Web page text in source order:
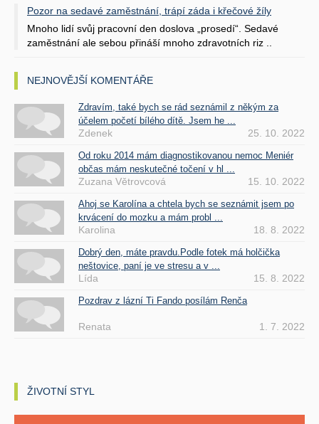
Pozor na sedavé zaměstnání, trápí záda i křečové žíly
Mnoho lidí svůj pracovní den doslova „prosedí“. Sedavé
zaměstnání ale sebou přináší mnoho zdravotních riz ..
NEJNOVĚJŠÍ KOMENTÁŘE
Zdravím, také bych se rád seznámil z někým za
účelem početí bílého dítě. Jsem he ...
Zdenek 25. 10. 2022
Od roku 2014 mám diagnostikovanou nemoc Meniér
občas mám neskutečné točení v hl ...
Zuzana Větrovcová 15. 10. 2022
Ahoj se Karolína a chtela bych se seznámit jsem po
krvácení do mozku a mám probl ...
Karolina 18. 8. 2022
Dobrý den, máte pravdu.Podle fotek má holčička
neštovice, paní je ve stresu a v ...
Lída 15. 8. 2022
Pozdrav z lázní Ti Fando posílám Renča
Renata 1. 7. 2022
ŽIVOTNÍ STYL